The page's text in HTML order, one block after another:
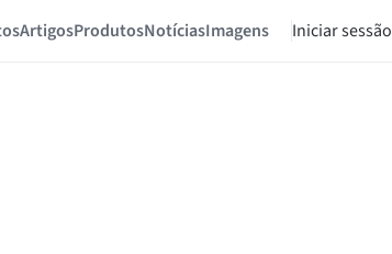
ArtigosProdutosNotíciasImagens Iniciar sessão